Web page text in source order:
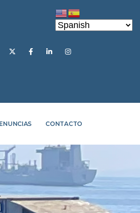
CONTACTO